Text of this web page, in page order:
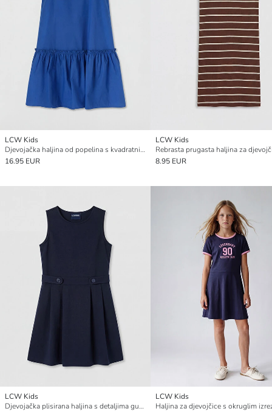
LCW Kids
Djevojačka haljina od popelina s kvadratnim izrezom i volanima
16.95 EUR
LCW Kids
8.95 EUR
LCW Kids
Djevojačka plisirana haljina s detaljima gumba
LCW Kids